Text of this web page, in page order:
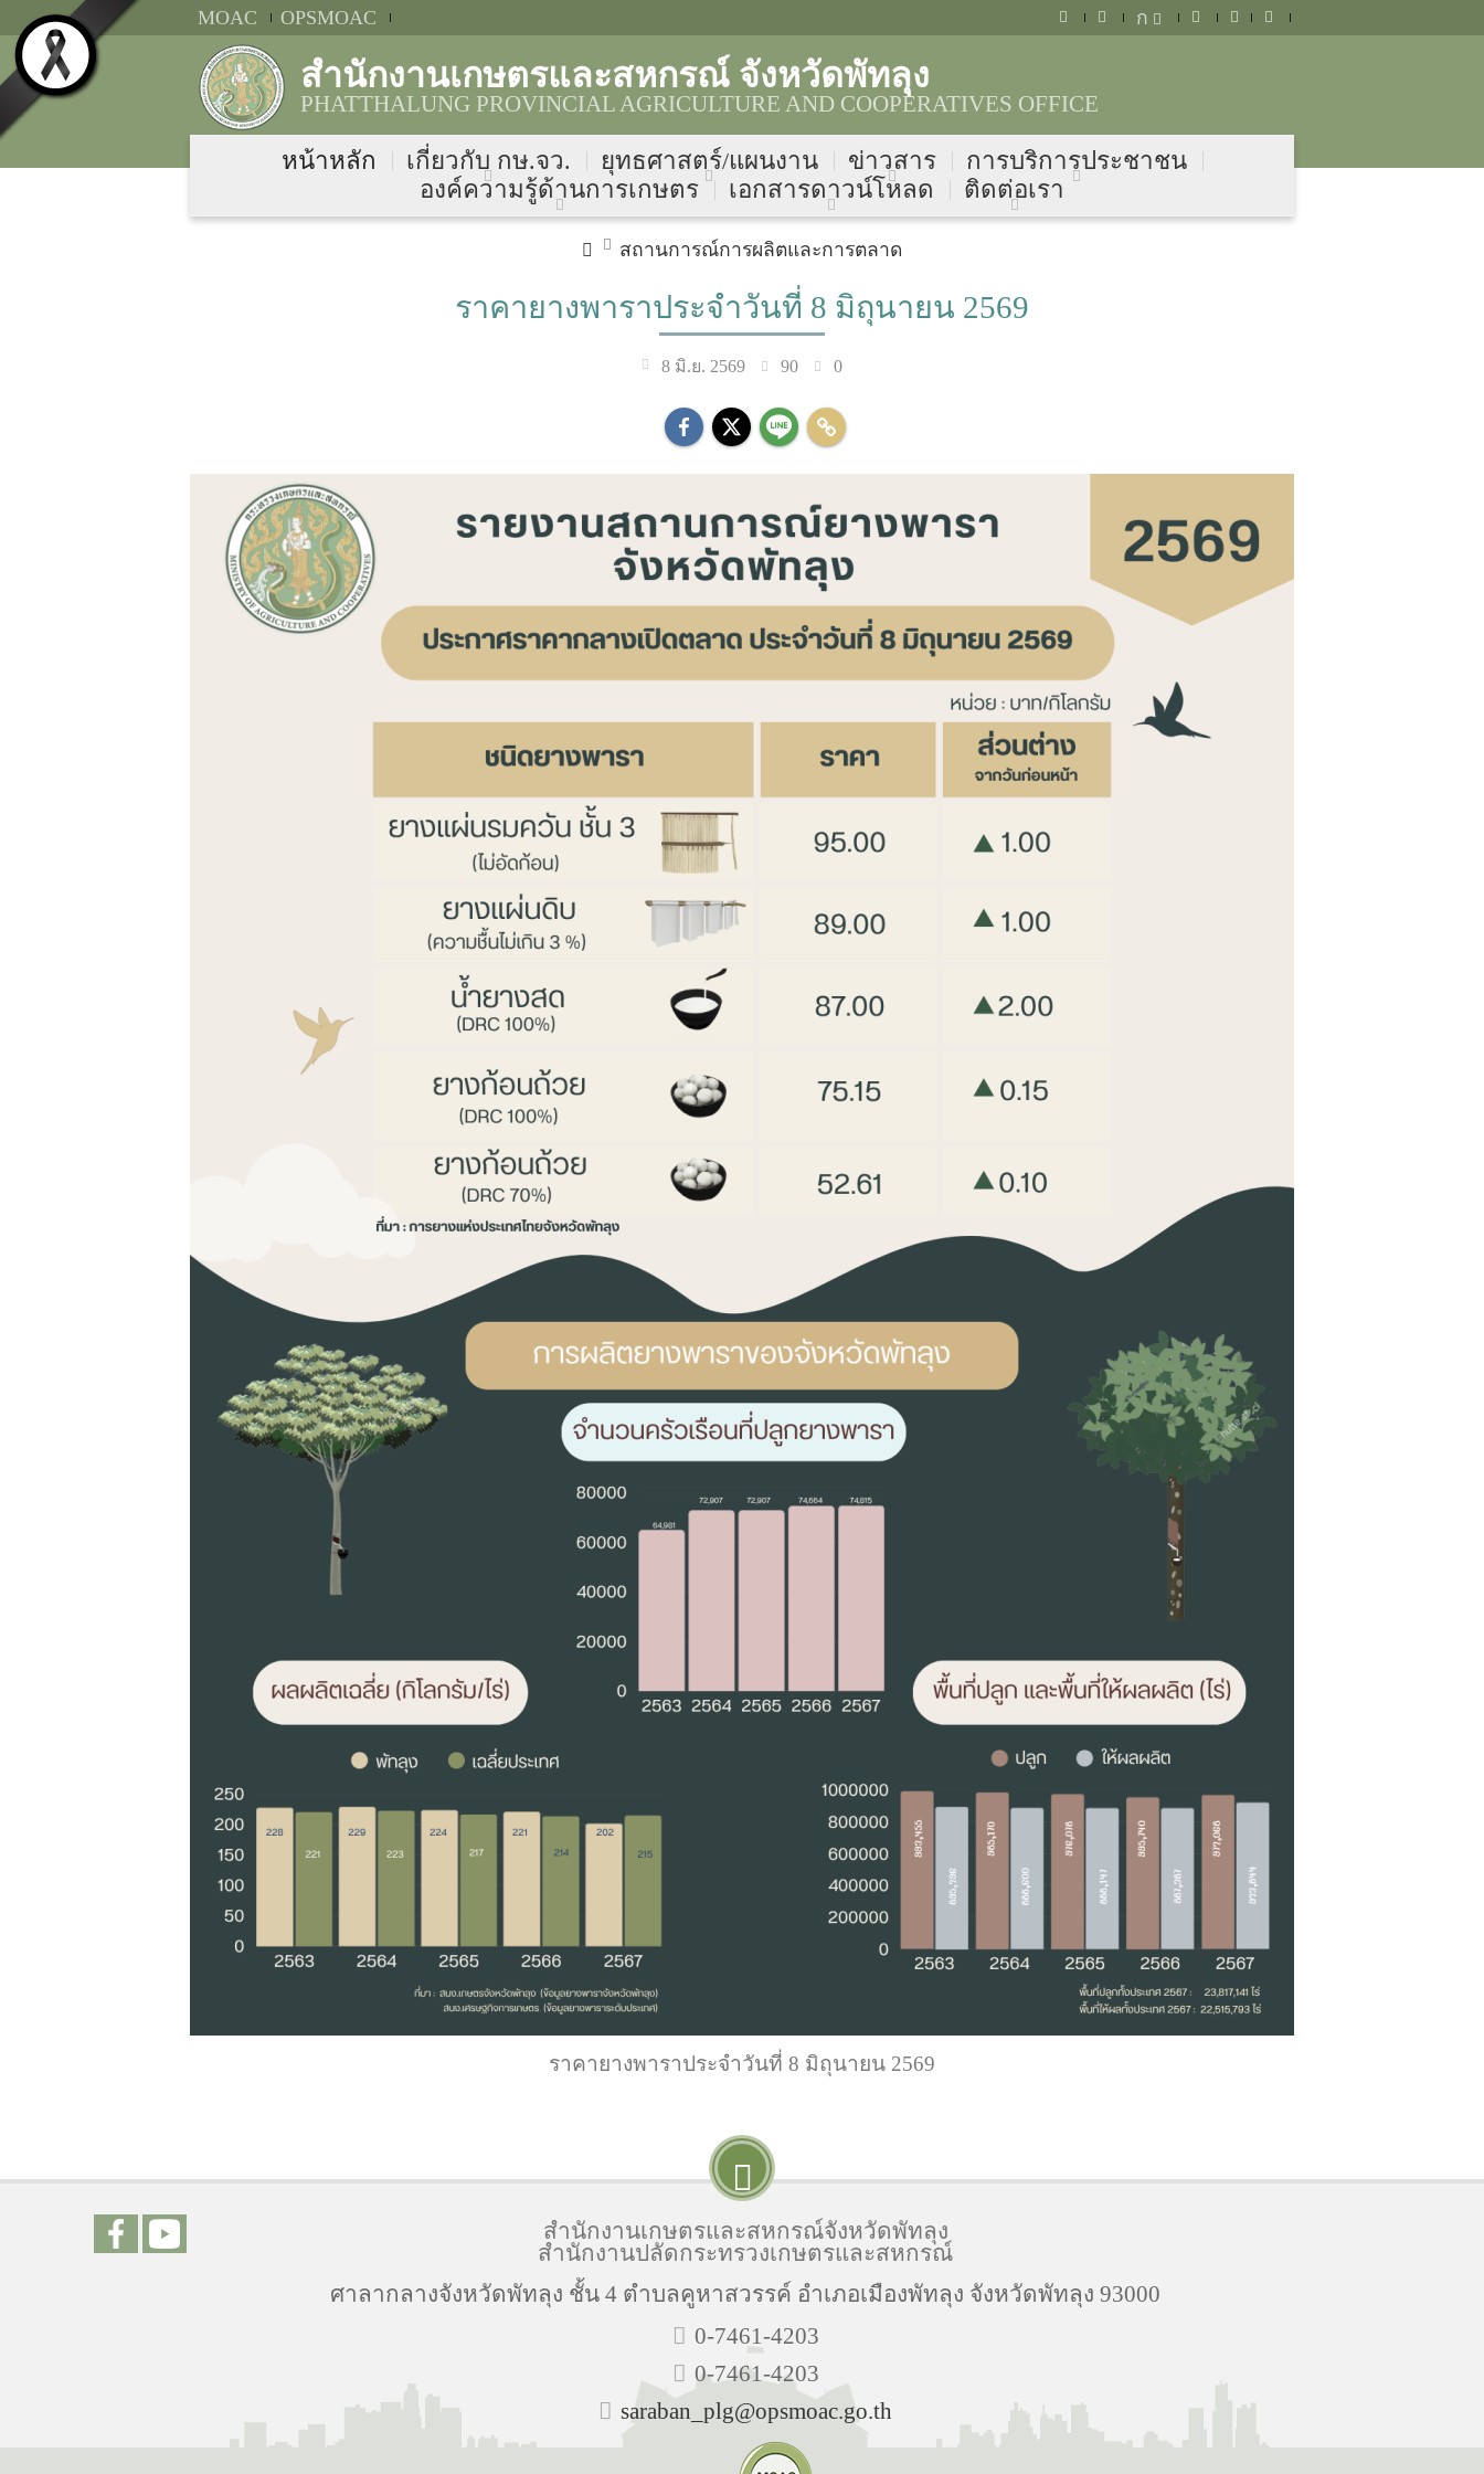
MOAC OPSMOAC ก
สำนักงานเกษตรและสหกรณ์ จังหวัดพัทลุง
PHATTHALUNG PROVINCIAL AGRICULTURE AND COOPERATIVES OFFICE
หน้าหลัก เกี่ยวกับ กษ.จว. ยุทธศาสตร์/แผนงาน ข่าวสาร
การบริการประชาชน
องค์ความรู้ด้านการเกษตร
เอกสารดาวน์โหลด ติดต่อเรา
สถานการณ์การผลิตและการตลาด
ราคายางพาราประจำวันที่ 8 มิถุนายน 2569
8 มิ.ย. 2569 90 0
ราคายางพาราประจำวันที่ 8 มิถุนายน 2569
สำนักงานเกษตรและสหกรณ์จังหวัดพัทลุง
สำนักงานปลัดกระทรวงเกษตรและสหกรณ์
ศาลากลางจังหวัดพัทลุง ชั้น 4 ตำบลคูหาสวรรค์ อำเภอเมืองพัทลุง จังหวัดพัทลุง 93000
0-7461-4203
0-7461-4203
saraban_plg@opsmoac.go.th